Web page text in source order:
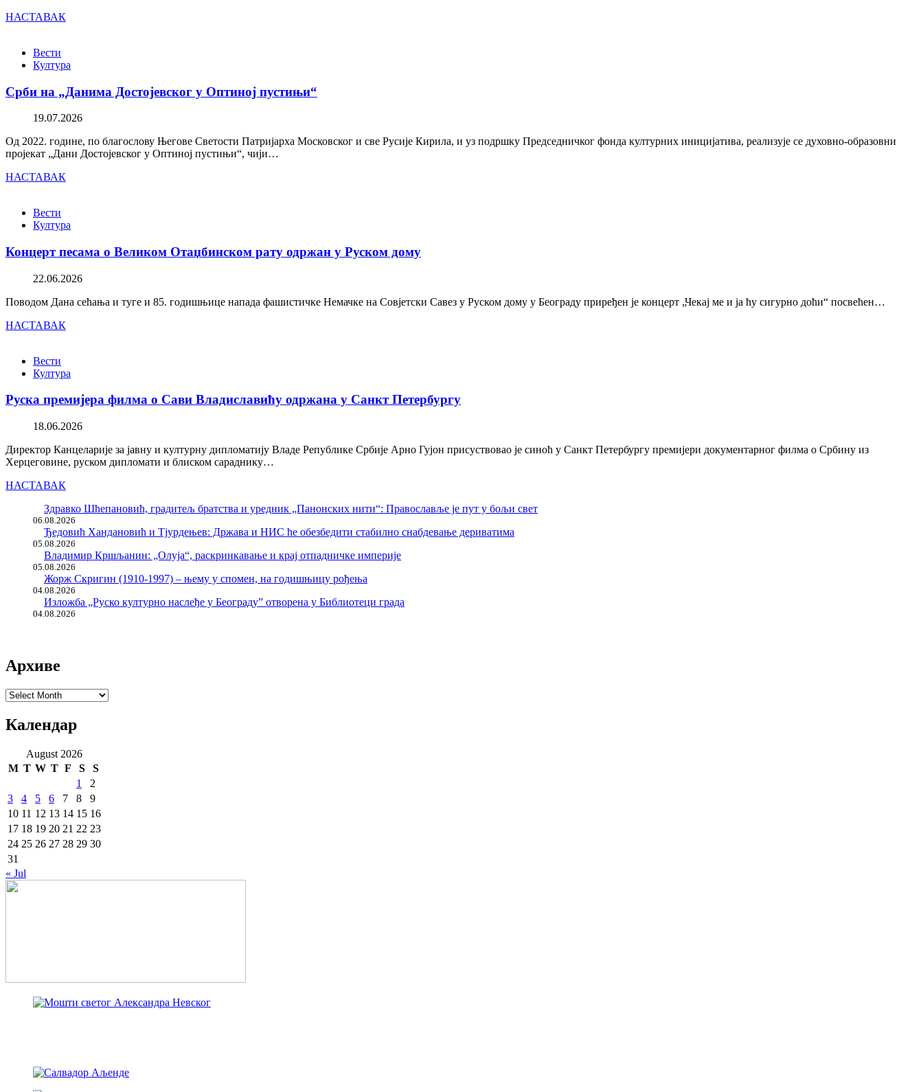
НАСТАВАК
Вести
Култура
Срби на „Данима Достојевског у Оптиној пустињи“
19.07.2026
Од 2022. године, по благослову Његове Светости Патријарха Московског и све Русије Кирила, и уз подршку Председничког фонда културних иницијатива, реализује се духовно-образовни
пројекат „Дани Достојевског у Оптиној пустињи“, чији…
НАСТАВАК
Вести
Култура
Концерт песама о Великом Отаџбинском рату одржан у Руском дому
22.06.2026
Поводом Дана сећања и туге и 85. годишњице напада фашистичке Немачке на Совјетски Савез у Руском дому у Београду приређен је концерт „Чекај ме и ја ћу сигурно доћи“ посвећен…
НАСТАВАК
Вести
Култура
Руска премијера филма о Сави Владиславићу одржана у Санкт Петербургу
18.06.2026
Директор Канцеларије за јавну и културну дипломатију Владе Републике Србије Арно Гујон присуствовао је синоћ у Санкт Петербургу премијери документарног филма о Србину из
Херцеговине, руском дипломати и блиском сараднику…
НАСТАВАК
Здравко Шћепановић, градитељ братства и уредник „Панонских нити“: Православље је пут у бољи свет
06.08.2026
Ђедовић Хандановић и Тјурдењев: Држава и НИС ће обезбедити стабилно снабдевање дериватима
05.08.2026
Владимир Кршљанин: „Олуја“, раскринкавање и крај отпадничке империје
05.08.2026
Жорж Скригин (1910-1997) – њему у спомен, на годишњицу рођења
04.08.2026
Изложба „Руско културно наслеђе у Београду” отворена у Библиотеци града
04.08.2026
Архиве
Архиве
Календар
August 2026
M T W T F S
S
1
2
3
4 5 6 7 8
9
10 11 12 13 14 15 16
17 18 19 20 21 22 23
24 25 26 27 28 29 30
31
« Jul